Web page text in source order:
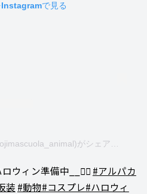
Instagramで見る
ウィン準備中__✍🏻 #アルパカ
装 #動物#コスプレ#ハロウィ